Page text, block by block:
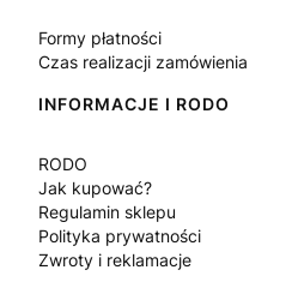
Formy płatności
Czas realizacji zamówienia
INFORMACJE I RODO
RODO
Jak kupować?
Regulamin sklepu
Polityka prywatności
Zwroty i reklamacje